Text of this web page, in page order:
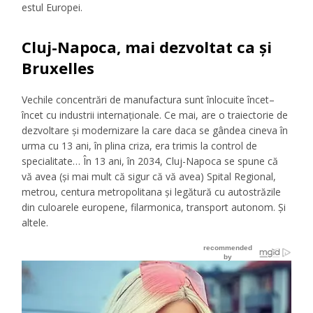
estul Europei.
Cluj-Napoca, mai dezvoltat ca și
Bruxelles
Vechile concentrări demanufactura sunt înlocuite încet–
încet cu industriiinternaționale. Cemai, are o traiectorie de
dezvoltareși modernizarela care daca se gândea cinevaîn
urma cu 13 ani,în plina criza, era trimisla control de
specialitate…În 13 ani,în 2034, Cluj-Napoca se spune că
vă avea (și mai mult că sigur că vă avea) Spital Regional,
metrou, centura metropolitana și legătură cu autostrăzile
din culoarele europene,filarmonica, transport autonom. Și
altele.